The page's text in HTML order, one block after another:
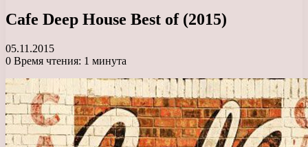
Cafe Deep House Best of (2015)
05.11.2015
0 Время чтения: 1 минута